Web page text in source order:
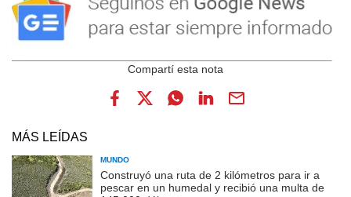
MÁS LEÍDAS
MUNDO
Construyó una ruta de 2 kilómetros para ir a
pescar en un humedal y recibió una multa de